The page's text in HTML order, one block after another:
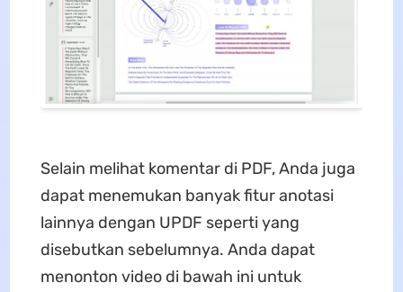
Selain melihat komentar di PDF, Anda juga
dapat menemukan banyak fitur anotasi
lainnya dengan UPDF seperti yang
disebutkan sebelumnya. Anda dapat
menonton video di bawah ini untuk